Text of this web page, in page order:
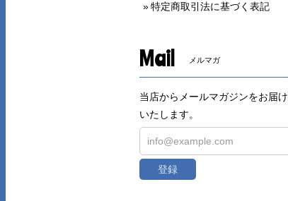
特定商取引法に基づく表記
Mail メルマガ
当店からメールマガジンをお届け
いたします。
登録